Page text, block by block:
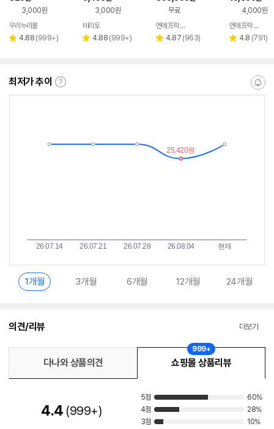
3,000원
우리누리몰
별 4.88 리
(999+)
팀홀 소분용기 350ml
3,000원
테리토
별 4.88 리
(999+)
음전 20종, 프리미엄
풀세트 30개, 1세트
무료
페이
엔에프락 공식 온라인스토어
별 4.87 리
(963)
모음전
4,000원
엔에프락 공식 온라인스토어
별 4.8 리
(791)
최저가 추이
최
란?
알
1개월 3개월 6개월 12개월 24개월
의견/리뷰 더보기
다나와 상품의견 쇼핑몰 상품리뷰
999+
4.4 999+
5점
60%
4점
28%
3점
10%